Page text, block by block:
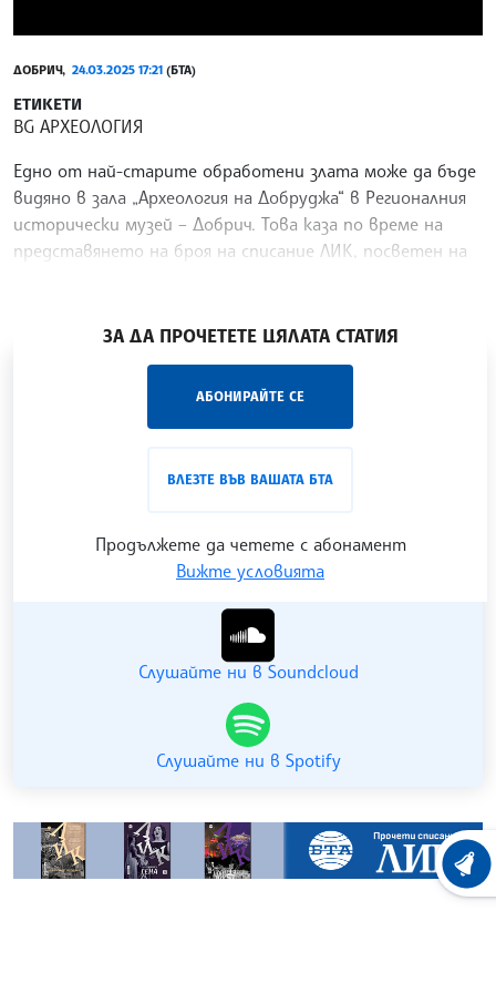
ДОБРИЧ, 24.03.2025 17:21 (БТА)
ЕТИКЕТИ
BG АРХЕОЛОГИЯ
Едно от най-старите обработени злата може да бъде
видяно в зала „Археология на Добруджа“ в Регионалния
исторически музей – Добрич. Това каза по време на
представянето на броя на списание ЛИК, посветен на
ЗА ДА ПРОЧЕТЕТЕ ЦЯЛАТА СТАТИЯ
АБОНИРАЙТЕ СЕ
ВЛЕЗТЕ ВЪВ ВАШАТА БТА
Продължете да четете с абонамент
Вижте условията
„Час ЛИК“ на БТА е мястото за срещи отблизо с
Гледайте ни в YouTube
Слушайте ни в Soundcloud
Слушайте ни в Spotify